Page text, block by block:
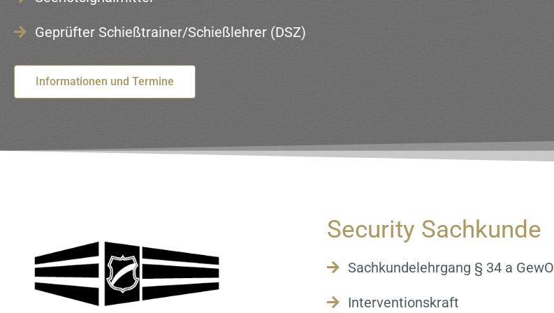
Geprüfter Schießtrainer/Schießlehrer (DSZ)
Informationen und Termine
Security Sachkunde
Sachkundelehrgang § 34 a GewO
Interventionskraft